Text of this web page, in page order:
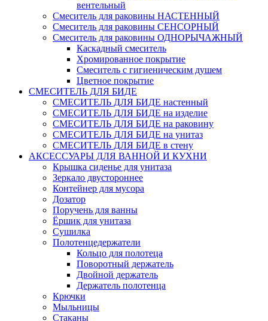
вентельный
Смеситель для раковины НАСТЕННЫЙ
Смеситель для раковины СЕНСОРНЫЙ
Смеситель для раковины ОДНОРЫЧАЖНЫЙ
Каскадный смеситель
Хромированное покрытие
Смеситель с гигиеническим душем
Цветное покрытие
СМЕСИТЕЛЬ ДЛЯ БИДЕ
СМЕСИТЕЛЬ ДЛЯ БИДЕ настенный
СМЕСИТЕЛЬ ДЛЯ БИДЕ на изделие
СМЕСИТЕЛЬ ДЛЯ БИДЕ на раковину
СМЕСИТЕЛЬ ДЛЯ БИДЕ на унитаз
СМЕСИТЕЛЬ ДЛЯ БИДЕ в стену
АКСЕССУАРЫ ДЛЯ ВАННОЙ И КУХНИ
Крышка сиденье для унитаза
Зеркало двустороннее
Контейнер для мусора
Дозатор
Поручень для ванны
Ёршик для унитаза
Сушилка
Полотенцедержатели
Кольцо для полотеца
Поворотный держатель
Двойной держатель
Держатель полотенца
Крючки
Мыльницы
Стаканы